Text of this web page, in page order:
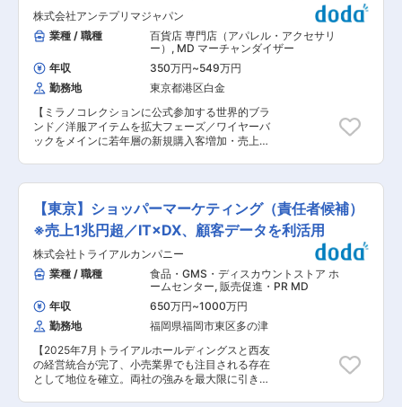
ます。 変更の範囲：会社の定める業務
ていただける方を歓迎します。1on1や高い基準に
触れられる機会も豊富で、成長を加速させたい方
に最適です。 ■会社補足 男性向けスキンケア＆
ボディケアの『AMBiQUE』、ベビースキンケア
『ALOBABY』、“「かわいい」を仕込み、気持ち
きらめく”をコンセプトに展開するヘアケアブラ
ンド『Linon』等、消費者理解にこだわった消費
財ブランドを世界に向けて提供しています。 ●公
式ECサイト https://www.alo-organic.com/ ●大
手ECモール 楽天店
ECモール Yahoo店
https://store.shopping.yahoo.co.jp/babycresco/
https://nanga.jp/ https://nanga.jp/company/ ■業
務詳細： ・商品企画 ・MDと協業し構成の企画提
案 ・サンプルスケジュール管理 ・市場調査・ト
レンド分析・競合分析 ・素材開発および付属選定
・デザイン・仕様書作成 ・サンプル確認・修正対
応 ・生産部門・営業部門との連携 ・展示会・販
促に向けた商品説明資料作成 ・定番商品の改善・
アップデート提案 ■同社の強み： NANGAの製品
は素材作りから製品仕上げ、アフターケアに至る
まで、常に最良のモノづくりのために尽力してい
ます。独自設計の専門機器や優れた技術を持つ
「河田フェザー株式会社」様とのタッグにより、
の経験で培ったノウハウと、科学的研究に基づく
データを組み合わせた設計を用いて、工場で丁寧
に縫製しています。近年では、環境に配慮した取
り組みとして、お客様の羽毛布団を他のNANGA
製品に仕立て直す「RE: ACT」にも力を入れてい
ます。 変更の範囲：会社の定める業務
日
株式会社アンテプリマジャパン
業種 / 職種
百貨店 専門店（アパレル・アクセサリ
ー） , MD マーチャンダイザー
年収
350万円~549万円
勤務地
東京都港区白金
【ミラノコレクションに公式参加する世界的ブラ
ンド／洋服アイテムを拡大フェーズ／ワイヤーバ
ックをメインに若年層の新規購入客増加・売上好
Ready to wear（洋服）のMD業務をお任せ致し
ます。 現在、洋服展開店舗は1店舗のみとなりま
すが、今後拡大をしていくフェーズとなり増員採
用となります。 入社直後は、店舗での販売業務を
通じてブランドと顧客ニーズを理解していただき
く予定です！ ■業務詳細： ・ANTEPRIMA 洋服
の発注業務（香港出張 年2回、ミラノ出張 年2回
予定） ・シーズンごとのMD計画作成 ・仕入計画
作成、仕入調整、仕入業務 ・月別商品売上計画作
成 ・店舗配分作成 ・香港本社MD・生産管理との
コミュニケーション（メール・対面） ・店舗スタ
ッフとのコミュニケーション ・店舗VMD及び商
品部VMD担当者のサポート ・接客販売・リサー
チ（接客を通じて、お客様のリアルな反応を収集
しMD活動へフィードバックします） ・他、付随
する業務 ■部署構成： 取締役1名、MDマネージ
【東京】ショッパーマーケティング（責任者候補）
※売上1兆円超／IT×DX、顧客データを利活用
株式会社トライアルカンパニー
業種 / 職種
食品・GMS・ディスカウントストア ホ
ームセンター, 販売促進・PR MD
年収
650万円~1000万円
勤務地
福岡県福岡市東区多の津
【2025年7月トライアルホールディングスと西友
の経営統合が完了、小売業界でも注目される存在
として地位を確立。両社の強みを最大限に引き出